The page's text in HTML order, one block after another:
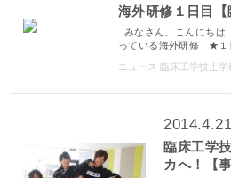
海外研修１日目【
みなさん、こんにち
っている海外研修 ★１
ニュース 臨床工学技士学
2014.4.21
臨床工学
カへ！【